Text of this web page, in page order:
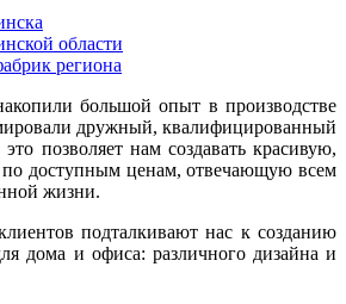
области
региона
большой опыт в производстве
дружный, квалифицированный
позволяет нам создавать красивую,
по доступным ценам, отвечающую всем
жизни.
подталкивают нас к созданию
дома и офиса: различного дизайна и